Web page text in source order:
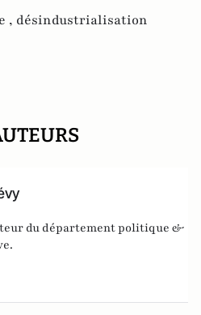
, désindustrialisation
du département politique &
.